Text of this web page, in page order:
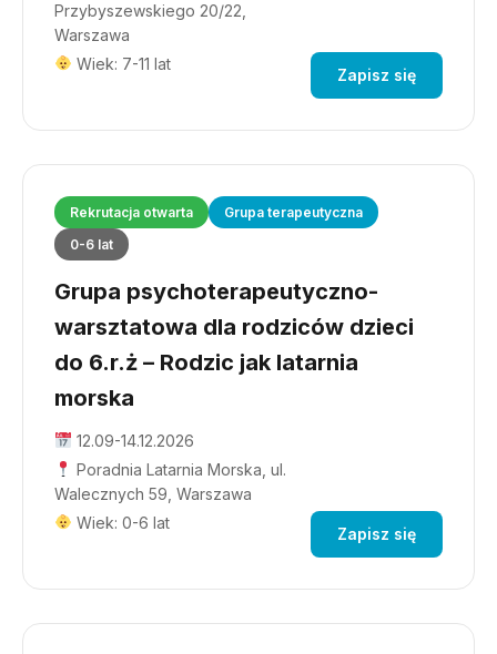
Przybyszewskiego 20/22,
Warszawa
Wiek: 7-11 lat
Zapisz się
Rekrutacja otwarta
Grupa terapeutyczna
0-6 lat
Grupa psychoterapeutyczno-
warsztatowa dla rodziców dzieci
do 6.r.ż – Rodzic jak latarnia
morska
12.09-14.12.2026
Poradnia Latarnia Morska, ul.
Walecznych 59, Warszawa
Wiek: 0-6 lat
Zapisz się